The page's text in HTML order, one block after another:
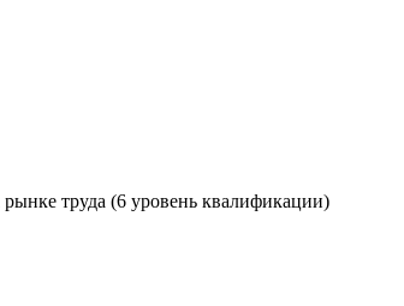
труда (6 уровень квалификации)